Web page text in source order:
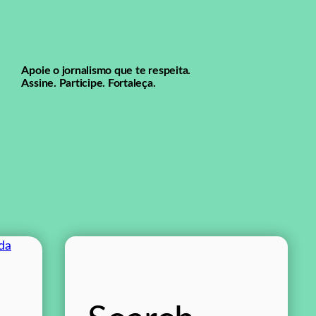
Apoie o jornalismo que te respeita.
Assine. Participe. Fortaleça.